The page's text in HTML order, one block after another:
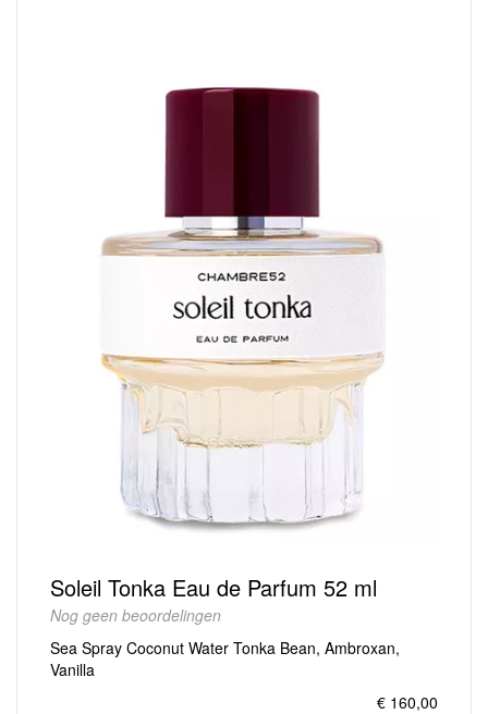
Soleil Tonka Eau de Parfum 52 ml
Nog geen beoordelingen
Sea Spray Coconut Water Tonka Bean, Ambroxan,
Vanilla
€ 160,00